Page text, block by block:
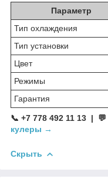
Параметр
Тип охлаждения
Тип установки
Цвет
Режимы
Гарантия
📞 +7 778 492 11 13 | 💬
кулеры →
Скрыть